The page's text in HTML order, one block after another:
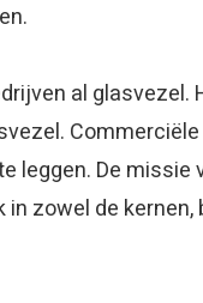
al glasvezel.
leggen. De missie
zowel de kernen,